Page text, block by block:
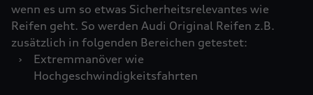
wenn es um so etwas Sicherheitsrelevantes wie
Reifen geht. So werden Audi Original Reifen z.B.
zusätzlich in folgenden Bereichen getestet:
›
Extremmanöver wie
Hochgeschwindigkeitsfahrten